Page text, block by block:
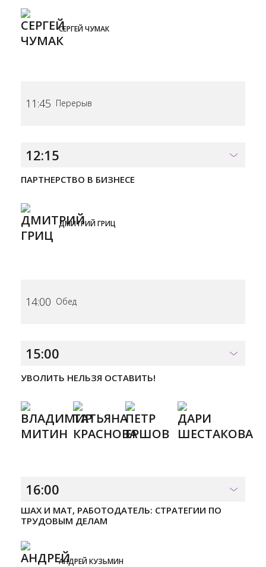
СЕРГЕЙ ЧУМАК
11:45 Перерыв
12:15
ПАРТНЕРСТВО В БИЗНЕСЕ
ДМИТРИЙ ГРИЦ
14:00 Обед
15:00
УВОЛИТЬ НЕЛЬЗЯ ОСТАВИТЬ!
16:00
ШАХ И МАТ, РАБОТОДАТЕЛЬ: СТРАТЕГИИ ПО
ТРУДОВЫМ ДЕЛАМ
АНДРЕЙ КУЗЬМИН